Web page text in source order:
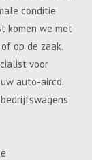
conditie
komen we met
op de zaak.
voor
auto-airco.